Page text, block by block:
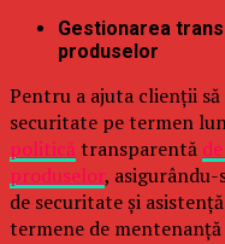
Gestionarea
produselor
Pentru a ajuta clienții
securitate pe termen
politică transparentă
produselor,
de securitate și
termene de